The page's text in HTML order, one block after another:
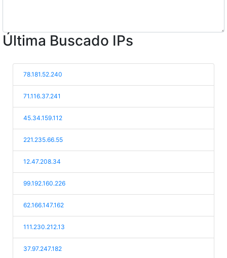
Última Buscado IPs
78.181.52.240
71.116.37.241
45.34.159.112
221.235.66.55
12.47.208.34
99.192.160.226
62.166.147.162
111.230.212.13
37.97.247.182